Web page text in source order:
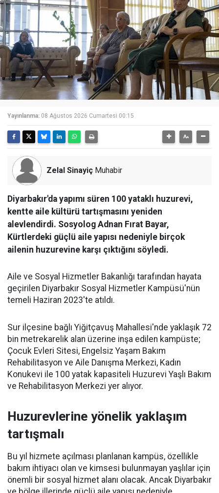
Yayınlanma: 08 Ağustos 2026 Cumartesi 00:15
Zelal Sinayiç Muhabir
Diyarbakır'da yapımı süren 100 yataklı huzurevi,
kentte aile kültürü tartışmasını yeniden
alevlendirdi. Sosyolog Adnan Fırat Bayar,
Kürtlerdeki güçlü aile yapısı nedeniyle birçok
ailenin huzurevine karşı çıktığını söyledi.
Aile ve Sosyal Hizmetler Bakanlığı tarafından hayata
geçirilen Diyarbakır Sosyal Hizmetler Kampüsü'nün
temeli Haziran 2023'te atıldı.
Sur ilçesine bağlı Yiğitçavuş Mahallesi'nde yaklaşık 72
bin metrekarelik alan üzerine inşa edilen kampüste;
Çocuk Evleri Sitesi, Engelsiz Yaşam Bakım
Rehabilitasyon ve Aile Danışma Merkezi, Kadın
Konukevi ile 100 yatak kapasiteli Huzurevi Yaşlı Bakım
ve Rehabilitasyon Merkezi yer alıyor.
Huzurevlerine yönelik yaklaşım
tartışmalı
Bu yıl hizmete açılması planlanan kampüs, özellikle
bakım ihtiyacı olan ve kimsesi bulunmayan yaşlılar için
önemli bir sosyal hizmet alanı olacak. Ancak Diyarbakır